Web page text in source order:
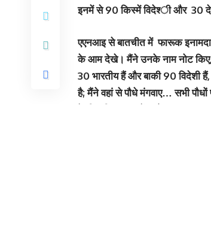
इनमें से 90 किस्में विदेश्‍ी और 30
एएनआइ से बातचीत में फारूक
के आम देखे। मैंने उनके नाम नोट
30 भारतीय हैं और बाकी 90 विदेशी
है; मैंने वहां से पौधे मंगवाए… सभी